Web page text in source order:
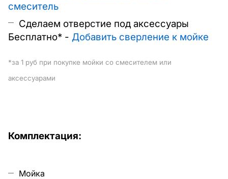
смеситель
Сделаем отверстие под аксессуары
Бесплатно* - Добавить сверление к мойке
*за 1 руб при покупке мойки со смесителем или
аксессуарами
Комплектация:
Мойка